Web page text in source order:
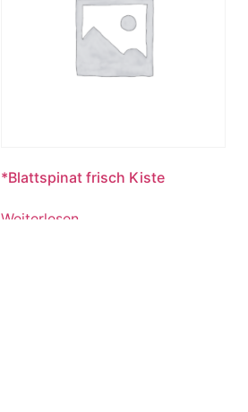
*Blattspinat frisch Kiste
Weiterlesen